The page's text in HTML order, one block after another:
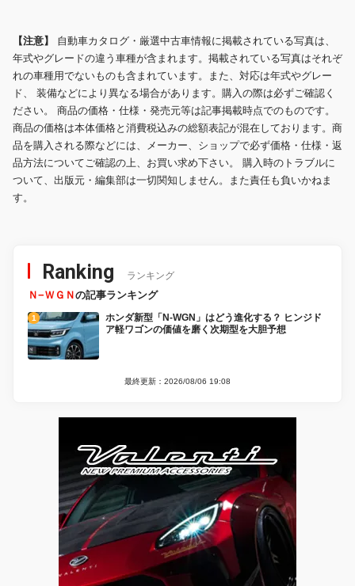
【注意】 自動車カタログ・厳選中古車情報に掲載されている写真は、
年式やグレードの違う車種が含まれます。掲載されている写真はそれぞ
れの車種用でないものも含まれています。また、対応は年式やグレー
ド、 装備などにより異なる場合があります。購入の際は必ずご確認く
ださい。 商品の価格・仕様・発売元等は記事掲載時点でのものです。
商品の価格は本体価格と消費税込みの総額表記が混在しております。商
品を購入される際などには、メーカー、ショップで必ず価格・仕様・返
品方法についてご確認の上、お買い求め下さい。 購入時のトラブルに
ついて、出版元・編集部は一切関知しません。また責任も負いかねま
す。
Ranking ランキング
Ｎ−ＷＧＮの記事ランキング
ホンダ新型「N-WGN」はどう進化する？ ヒンジド
ア軽ワゴンの価値を磨く次期型を大胆予想
最終更新：2026/08/06 19:08